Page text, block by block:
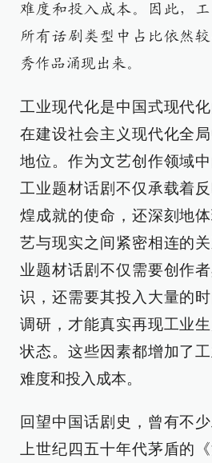
难度和投入成本。因此，
所有话剧类型中占比依然
秀作品涌现出来。
工业现代化是中国式现代
在建设社会主义现代化全
地位。作为文艺创作领域
工业题材话剧不仅承载着
煌成就的使命，还深刻地
艺与现实之间紧密相连的
业题材话剧不仅需要创作
识，还需要其投入大量的
调研，才能真实再现工业
状态。这些因素都增加了
难度和投入成本。
回望中国话剧史，曾有不
上世纪四五十年代茅盾的